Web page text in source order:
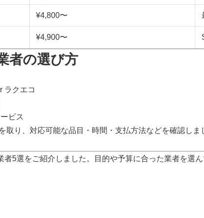
¥4,800〜
¥4,900〜
者の選び方
ラクエコ
ビス
取り、対応可能な品目・時間・支払方法などを確認し
者5選をご紹介しました。目的や予算に合った業者を選